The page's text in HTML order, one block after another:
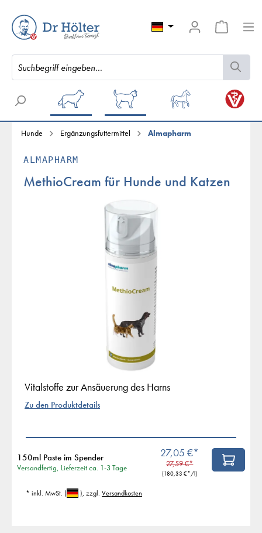
Hunde Ergänzungsfuttermittel Almapharm
ALMAPHARM
MethioCream für Hunde und Katzen
Vitalstoffe zur Ansäuerung des Harns
Zu den Produktdetails
150ml Paste im Spender
Versandfertig, Lieferzeit ca. 1-3 Tage
27,05 €*
27,59 €*
(180,33 €*/l)
* inkl. MwSt. ( ), zzgl. Versandkosten